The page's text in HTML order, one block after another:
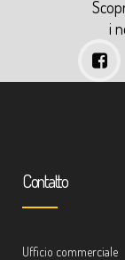
i
Contatto
Ufficio commerciale